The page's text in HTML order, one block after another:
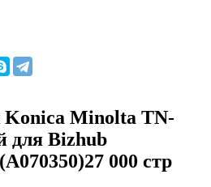
Konica Minolta TN-
для Bizhub
000 стр